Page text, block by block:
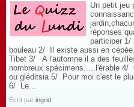
Un petit jeu
réponses
participer
bouleau 2/ Il existe aussi en
Tibet 3/ A l'automne il a des
nombreux spécimens.....l'érable
ou gléditsia 5/ Pour moi c'est le
6/ Le...
Écrit par ingrid